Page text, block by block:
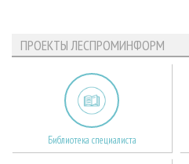
ПРОЕКТЫ ЛЕСПРОМИНФОРМ
Библиотека специалиста